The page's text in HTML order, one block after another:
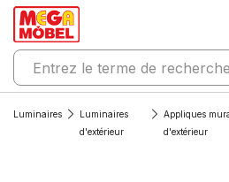
Luminaires
Luminaires
d'extérieur
Appliques
d'extérieur